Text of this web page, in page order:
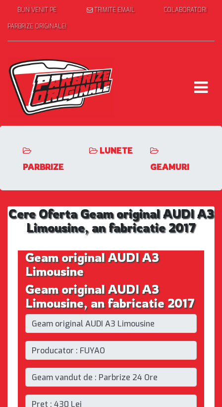
BUN VENIT PE
PARBRIZE ORIGINALE!
TRIMITE EMAIL COLABORATORI
PARBRIZE
LUNETE
GEAMURI
Cere Oferta Geam original AUDI A3
Limousine, an fabricatie 2017
Geam original AUDI A3
Limousine
Geam original AUDI A3
Limousine, an fabricatie 2017